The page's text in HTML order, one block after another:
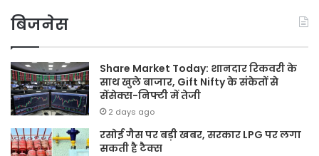
बिजनेस
Share Market Today: शानदार रिकवरी के
साथ खुले बाजार, Gift Nifty के संकेतों से
सेंसेक्स-निफ्टी में तेजी
2 days ago
रसोई गैस पर बड़ी खबर, सरकार LPG पर लगा
सकती है टैक्स